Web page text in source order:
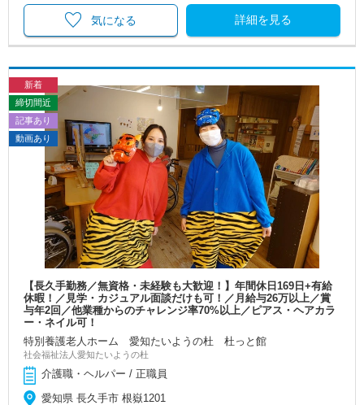
詳細を見る
気になる
新着
締切間近
記事あり
動画あり
【長久手勤務／無資格・未経験も大歓迎！】年間休日169日+有給
休暇！／見学・カジュアル面談だけも可！／月給与26万以上／賞
与年2回／他業種からのチャレンジ率70%以上／ピアス・ヘアカラ
ー・ネイル可！
特別養護老人ホーム 愛知たいようの杜 杜っと館
社会福祉法人愛知たいようの杜
介護職・ヘルパー / 正職員
愛知県 長久手市 根嶽1201